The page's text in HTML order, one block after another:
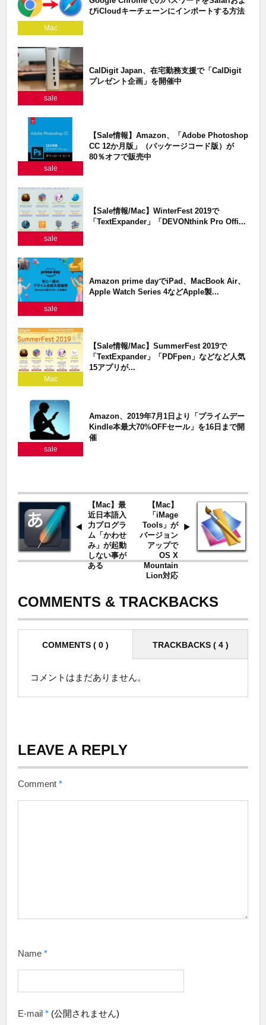
Mac
びiCloudキーチェーンにインポートする方法
sale
CalDigit Japan、在宅勤務支援で「CalDigit
プレゼント企画」を開催中
sale
【Sale情報】Amazon、「Adobe Photoshop
CC 12か月版」（パッケージコード版）が
80％オフで販売中
sale
【Sale情報/Mac】WinterFest 2019で
「TextExpander」「DEVONthink Pro Offi...
sale
Amazon prime dayでiPad、MacBook Air、
Apple Watch Series 4などApple製...
Mac
【Sale情報/Mac】SummerFest 2019で
「TextExpander」「PDFpen」などなど人気
15アプリが...
sale
Amazon、2019年7月1日より「プライムデー
Kindle本最大70%OFFセール」を16日まで開
催
【Mac】最
近日本語入
力プログラ
ム「かわせ
み」が起動
しない事が
ある
【Mac】
「iMage
Tools」が
バージョン
アップで
OS X
Mountain
Lion対応
COMMENTS & TRACKBACKS
COMMENTS ( 0 ) TRACKBACKS ( 4 )
コメントはまだありません。
LEAVE A REPLY
Comment *
Name *
E-mail * (公開されません)